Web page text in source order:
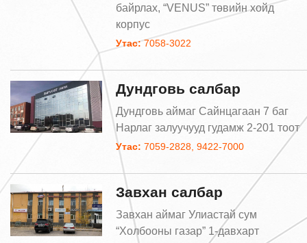
байрлах, “VENUS” төвийн хойд
корпус
Утас:7058-3022
Дундговь салбар
Дундговь аймаг Сайнцагаан 7 баг
Нарлаг залуучууд гудамж 2-201 тоот
Утас: 7059-2828, 9422-7000
Завхан салбар
Завхан аймаг Улиастай сум
“Холбооны газар” 1-давхарт